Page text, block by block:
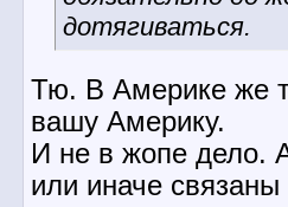
дотягиваться.
Тю. В Америке же
вашу Америку.
И не в жопе дело.
или иначе